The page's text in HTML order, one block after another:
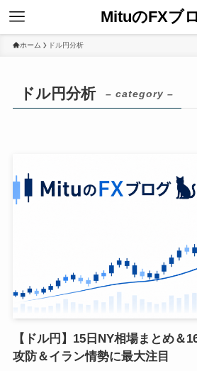
MituのFXブ
ホーム ドル円分析
ドル円分析 – category –
【ドル円】15日NY相場まとめ＆
攻防＆イラン情勢に最大注目